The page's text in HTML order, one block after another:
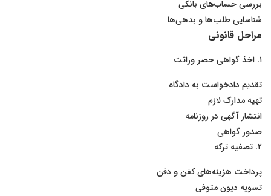
بررسی حساب‌های بانکی
شناسایی طلب‌ها و بدهی‌ها
مراحل قانونی
۱. اخذ گواهی حصر وراثت
تقدیم دادخواست به دادگاه
تهیه مدارک لازم
انتشار آگهی در روزنامه
صدور گواهی
۲. تصفیه ترکه
پرداخت هزینه‌های کفن و دفن
تسویه دیون متوفی